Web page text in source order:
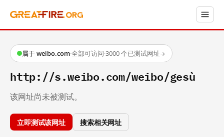
属于 weibo.com·全部可访问·3000 个已测试网址→
http://s.weibo.com/weibo/gesù
该网址尚未被测试。
立即测试该网址 搜索相关网址